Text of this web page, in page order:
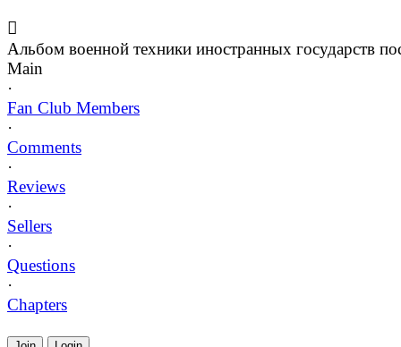
Альбом военной техники иностранных государств
Main
·
Fan Club Members
·
Comments
·
Reviews
·
Sellers
·
Questions
·
Chapters